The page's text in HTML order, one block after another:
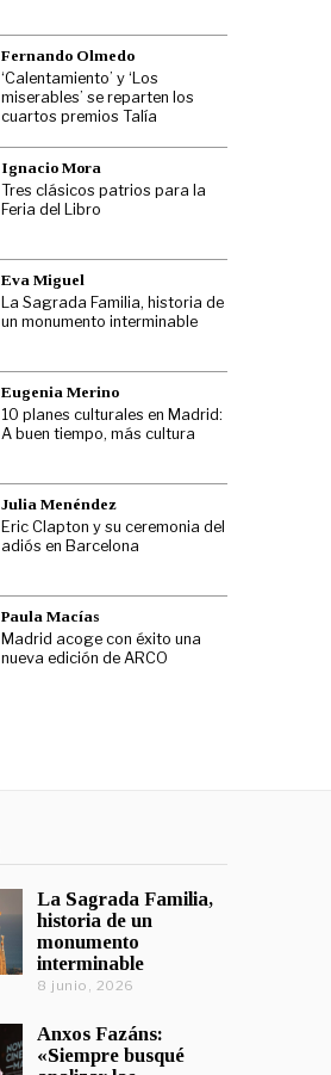
Fernando Olmedo
‘Calentamiento’ y ‘Los
miserables’ se reparten los
cuartos premios Talía
Ignacio Mora
Tres clásicos patrios para la
Feria del Libro
Eva Miguel
La Sagrada Familia, historia de
un monumento interminable
Eugenia Merino
10 planes culturales en Madrid:
A buen tiempo, más cultura
Julia Menéndez
Eric Clapton y su ceremonia del
adiós en Barcelona
Paula Macías
Madrid acoge con éxito una
nueva edición de ARCO
La Sagrada Familia,
historia de un
monumento
interminable
8 junio, 2026
Anxos Fazáns:
«Siempre busqué